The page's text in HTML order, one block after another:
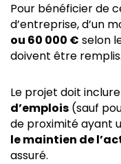
Pour bénéficier de
d’entreprise, d’un
ou 60 000 € selon
doivent être remplis.
Le projet doit
d’emplois (sauf
de proximité ayant
le maintien de
assuré.